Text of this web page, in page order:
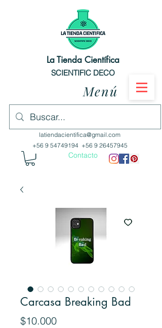
La Tienda Científica
SCIENTIFIC DECO
Menú
latiendacientifica@gmail.com
+56 9 54749194 +56 9 26457945
Contacto
Carcasa Breaking Bad
$10.000Precio